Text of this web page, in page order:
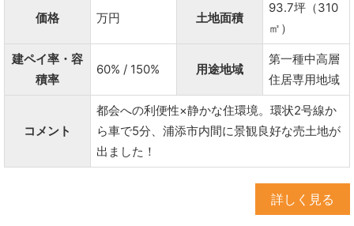
価格 万円 土地面積
93.7坪（310
㎡）
建ペイ率・容
積率
60% / 150% 用途地域
第一種中高層
住居専用地域
コメント
都会への利便性×静かな住環境。環状2号線か
ら車で5分、浦添市内間に景観良好な売土地が
出ました！
詳しく見る